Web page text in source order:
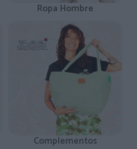
Ropa Hombre
Complementos